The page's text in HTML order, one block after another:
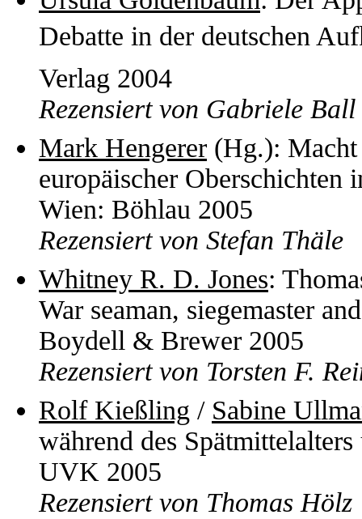
Debatte in der deutschen
Verlag 2004
Rezensiert von Gabriele Ball
Mark Hengerer (Hg.):
europäischer
Wien: Böhlau 2005
Rezensiert von Stefan Thäle
Whitney R. D. Jones:
War seaman, siegemaster
Boydell & Brewer 2005
Rezensiert von Torsten F.
Rolf Kießling / Sabine
während des
UVK 2005
Rezensiert von Thomas Hölz